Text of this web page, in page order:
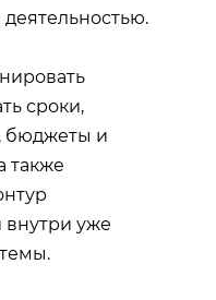
сроки,
бюджеты и
также
внутри уже